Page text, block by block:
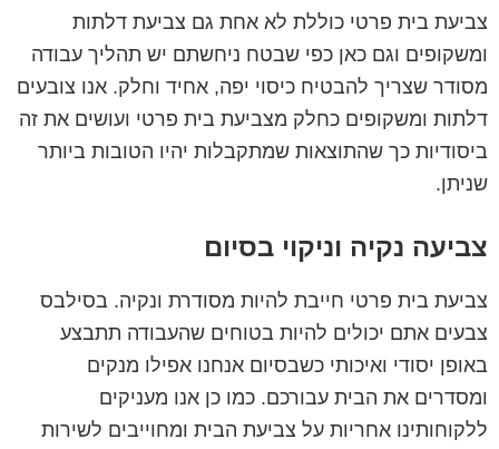
צביעת בית פרטי כוללת לא אחת גם צביעת דלתות
ומשקופים וגם כאן כפי שבטח ניחשתם יש תהליך עבודה
מסודר שצריך להבטיח כיסוי יפה, אחיד וחלק. אנו צובעים
דלתות ומשקופים כחלק מצביעת בית פרטי ועושים את זה
ביסודיות כך שהתוצאות שמתקבלות יהיו הטובות ביותר
שניתן.
צביעה נקיה וניקוי בסיום
צביעת בית פרטי חייבת להיות מסודרת ונקיה. בסילבס
צבעים אתם יכולים להיות בטוחים שהעבודה תתבצע
באופן יסודי ואיכותי כשבסיום אנחנו אפילו מנקים
ומסדרים את הבית עבורכם. כמו כן אנו מעניקים
ללקוחותינו אחריות על צביעת הבית ומחוייבים לשירות